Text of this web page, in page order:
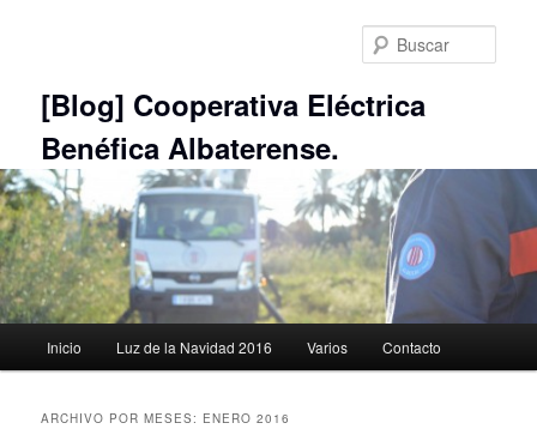
[Blog] Cooperativa Eléctrica
Benéfica Albaterense.
principal
Inicio Luz de la Navidad 2016 Varios Contacto
ARCHIVO POR MESES: ENERO 2016